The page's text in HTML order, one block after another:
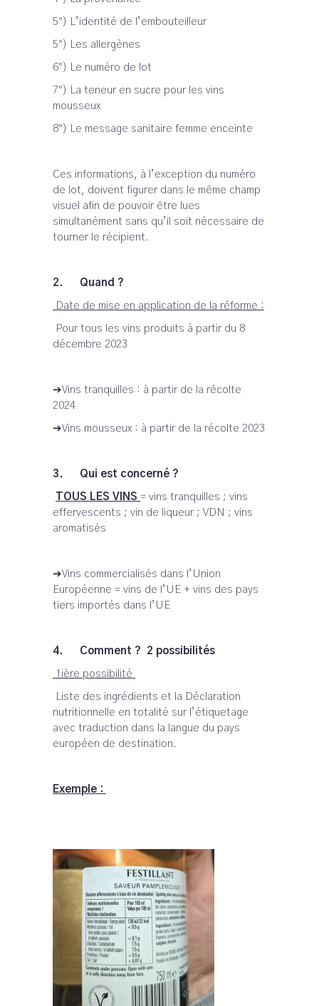
5°) L’identité de l’embouteilleur
5°) Les allergènes
6°) Le numéro de lot
7°) La teneur en sucre pour les vins
mousseux
8°) Le message sanitaire femme enceinte
Ces informations, à l’exception du numéro
de lot, doivent figurer dans le même champ
visuel afin de pouvoir être lues
simultanément sans qu’il soit nécessaire de
tourner le récipient.
2. Quand ?
Date de mise en application de la réforme :
Pour tous les vins produits à partir du 8
décembre 2023
➔Vins tranquilles : à partir de la récolte
2024
➔Vins mousseux : à partir de la récolte 2023
3. Qui est concerné ?
TOUS LES VINS = vins tranquilles ; vins
effervescents ; vin de liqueur ; VDN ; vins
aromatisés
➔Vins commercialisés dans l’Union
Européenne = vins de l’UE + vins des pays
tiers importés dans l’UE
4. Comment ? 2 possibilités
1ière possibilité
Liste des ingrédients et la Déclaration
nutritionnelle en totalité sur l’étiquetage
avec traduction dans la langue du pays
européen de destination.
Exemple :